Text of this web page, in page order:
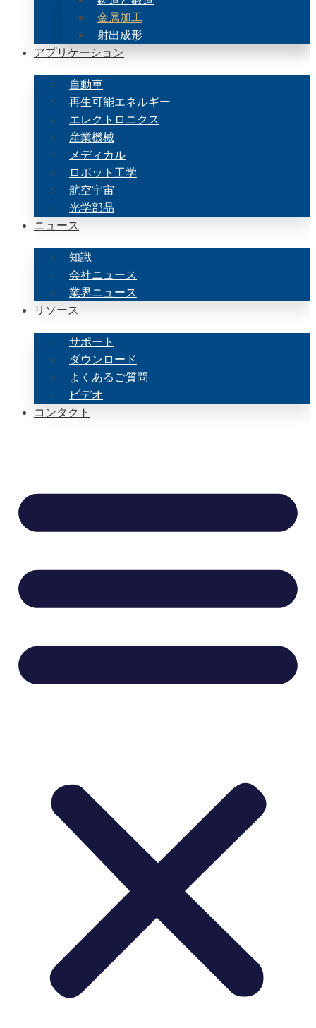
金属加工
射出成形
アプリケーション
自動車
再生可能エネルギー
エレクトロニクス
産業機械
メディカル
ロボット工学
航空宇宙
光学部品
ニュース
知識
会社ニュース
業界ニュース
リソース
サポート
ダウンロード
よくあるご質問
ビデオ
コンタクト